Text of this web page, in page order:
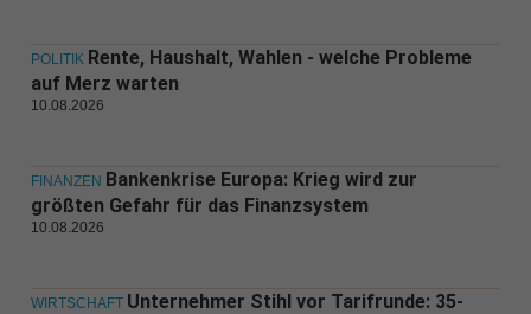
POLITIK Rente, Haushalt, Wahlen - welche Probleme
auf Merz warten
10.08.2026
FINANZEN Bankenkrise Europa: Krieg wird zur
größten Gefahr für das Finanzsystem
10.08.2026
WIRTSCHAFT Unternehmer Stihl vor Tarifrunde: 35-